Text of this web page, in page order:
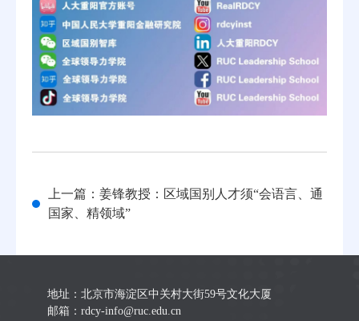
上一篇：姜锋教授：区域国别人才须“会语言、通
国家、精领域”
地址：北京市海淀区中关村大街59号文化大厦
邮箱：rdcy-info@ruc.edu.cn